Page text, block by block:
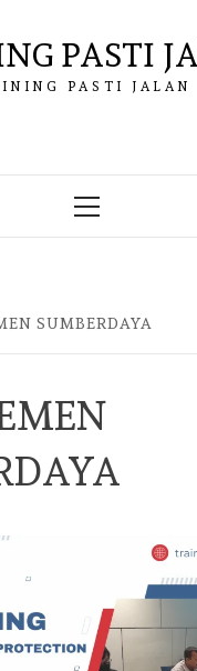
PASTI
PASTI JALAN
Primary
SUMBERDAYA